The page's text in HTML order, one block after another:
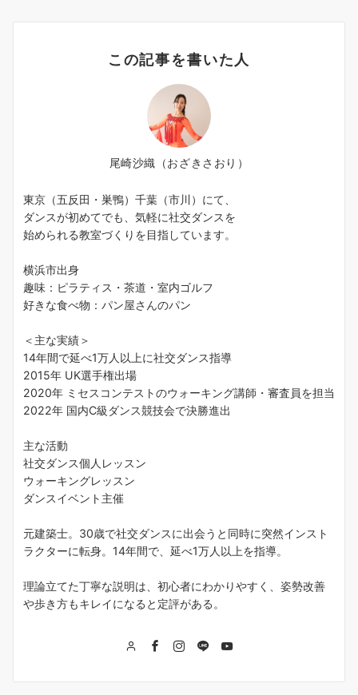
この記事を書いた人
尾崎沙織（おざきさおり）
東京（五反田・巣鴨）千葉（市川）にて、
ダンスが初めてでも、気軽に社交ダンスを
始められる教室づくりを目指しています。
横浜市出身
趣味：ピラティス・茶道・室内ゴルフ
好きな食べ物：パン屋さんのパン
＜主な実績＞
14年間で延べ1万人以上に社交ダンス指導
2015年 UK選手権出場
2020年 ミセスコンテストのウォーキング講師・審査員を担当
2022年 国内C級ダンス競技会で決勝進出
主な活動
社交ダンス個人レッスン
ウォーキングレッスン
ダンスイベント主催
元建築士。30歳で社交ダンスに出会うと同時に突然インスト
ラクターに転身。14年間で、延べ1万人以上を指導。
理論立てた丁寧な説明は、初心者にわかりやすく、姿勢改善
や歩き方もキレイになると定評がある。